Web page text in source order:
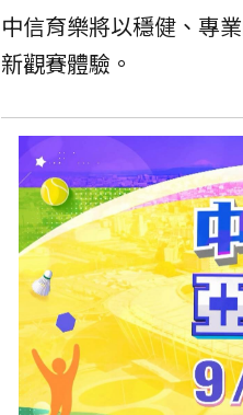
中信育樂將以穩健、專
新觀賽體驗。